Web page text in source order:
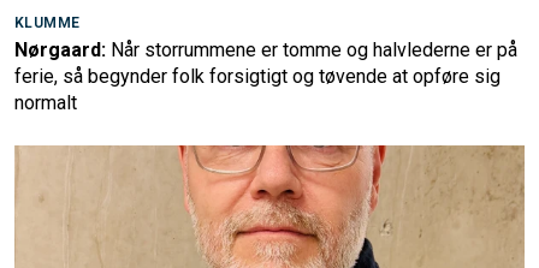
KLUMME
Nørgaard: Når storrummene er tomme og halvlederne er på
ferie, så begynder folk forsigtigt og tøvende at opføre sig
normalt